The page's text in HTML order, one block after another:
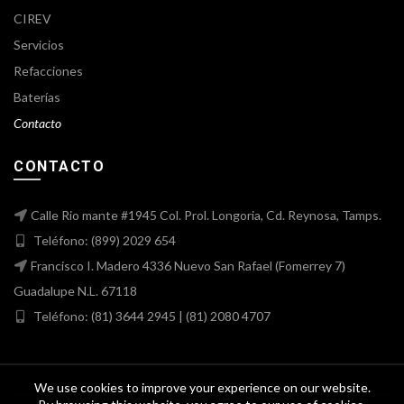
CIREV
Servicios
Refacciones
Baterías
Contacto
CONTACTO
Calle Rio mante #1945 Col. Prol. Longoria, Cd. Reynosa, Tamps.
Teléfono: (899) 2029 654
Francisco I. Madero 4336 Nuevo San Rafael (Fomerrey 7)
Guadalupe N.L. 67118
Teléfono: (81) 3644 2945 | (81) 2080 4707
We use cookies to improve your experience on our website.